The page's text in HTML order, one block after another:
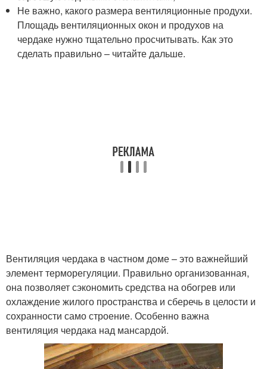
Не важно, какого размера вентиляционные продухи.
Площадь вентиляционных окон и продухов на
чердаке нужно тщательно просчитывать. Как это
сделать правильно – читайте дальше.
Вентиляция чердака в частном доме – это важнейший
элемент терморегуляции. Правильно организованная,
она позволяет сэкономить средства на обогрев или
охлаждение жилого пространства и сберечь в целости и
сохранности само строение. Особенно важна
вентиляция чердака над мансардой.